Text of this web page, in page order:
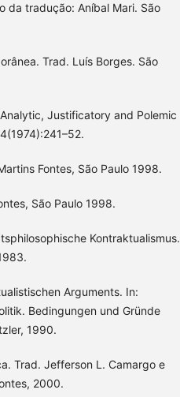
da tradução: Aníbal Mari. São
Trad. Luís Borges. São
Justificatory and Polemic
Fontes, São Paulo 1998.
São Paulo 1998.
Kontraktualismus.
Arguments. In:
Bedingungen und Gründe
1990.
Trad. Jefferson L. Camargo e
2000.